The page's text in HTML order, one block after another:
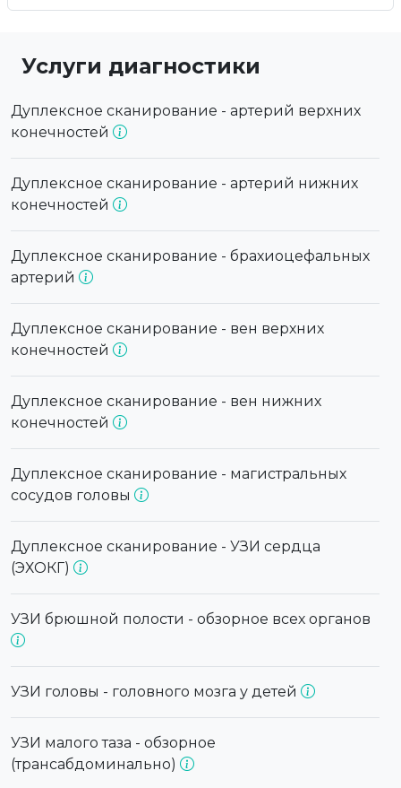
Услуги диагностики
Дуплексное сканирование - артерий верхних
конечностей
Дуплексное сканирование - артерий нижних
конечностей
Дуплексное сканирование - брахиоцефальных
артерий
Дуплексное сканирование - вен верхних
конечностей
Дуплексное сканирование - вен нижних
конечностей
Дуплексное сканирование - магистральных
сосудов головы
Дуплексное сканирование - УЗИ сердца
(ЭХОКГ)
УЗИ брюшной полости - обзорное всех органов
УЗИ головы - головного мозга у детей
УЗИ малого таза - обзорное
(трансабдоминально)